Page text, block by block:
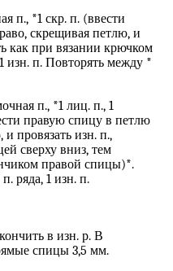
п., *1 скр. п. (ввести
скрещивая петлю, и
как при вязании крючком
изн. п. Повторять между *
п., *1 лиц. п., 1
правую спицу в петлю
провязать изн. п.,
сверху вниз, тем
правой спицы)*.
ряда, 1 изн. п.
в изн. р. В
спицы 3,5 мм.